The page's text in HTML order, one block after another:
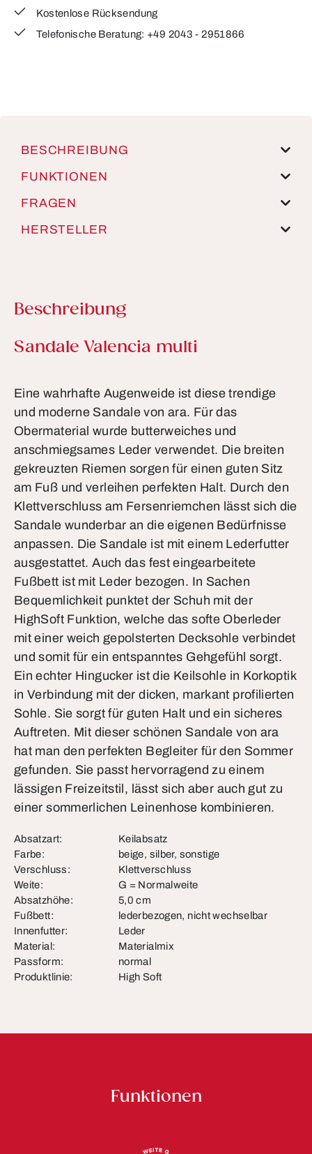
Kostenlose Rücksendung
Telefonische Beratung: +49 2043 - 2951866
BESCHREIBUNG
FUNKTIONEN
FRAGEN
HERSTELLER
Beschreibung
Produktinformationen
Sandale Valencia multi
Eine wahrhafte Augenweide ist diese trendige
und moderne Sandale von ara. Für das
Obermaterial wurde butterweiches und
anschmiegsames Leder verwendet. Die breiten
gekreuzten Riemen sorgen für einen guten Sitz
am Fuß und verleihen perfekten Halt. Durch den
Klettverschluss am Fersenriemchen lässt sich die
Sandale wunderbar an die eigenen Bedürfnisse
anpassen. Die Sandale ist mit einem Lederfutter
ausgestattet. Auch das fest eingearbeitete
Fußbett ist mit Leder bezogen. In Sachen
Bequemlichkeit punktet der Schuh mit der
HighSoft Funktion, welche das softe Oberleder
mit einer weich gepolsterten Decksohle verbindet
und somit für ein entspanntes Gehgefühl sorgt.
Ein echter Hingucker ist die Keilsohle in Korkoptik
in Verbindung mit der dicken, markant profilierten
Sohle. Sie sorgt für guten Halt und ein sicheres
Auftreten. Mit dieser schönen Sandale von ara
hat man den perfekten Begleiter für den Sommer
gefunden. Sie passt hervorragend zu einem
lässigen Freizeitstil, lässt sich aber auch gut zu
einer sommerlichen Leinenhose kombinieren.
Absatzart:
Keilabsatz
Farbe:
beige, silber, sonstige
Verschluss:
Klettverschluss
Weite:
G = Normalweite
Absatzhöhe:
5,0 cm
Fußbett:
lederbezogen, nicht wechselbar
Innenfutter:
Leder
Material:
Materialmix
Passform:
normal
Produktlinie:
High Soft
Funktionen